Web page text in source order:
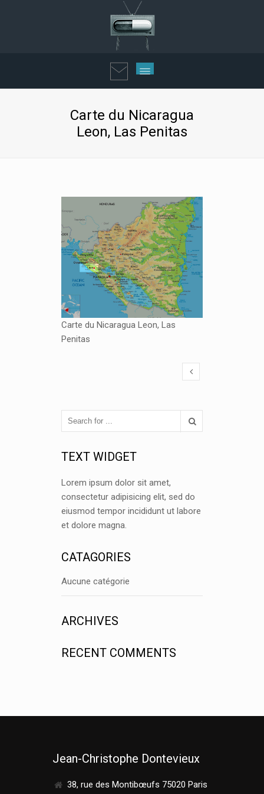
Carte du Nicaragua
Leon, Las Penitas
Carte du Nicaragua Leon, Las
Penitas
TEXT WIDGET
Lorem ipsum dolor sit amet,
consectetur adipisicing elit, sed do
eiusmod tempor incididunt ut labore
et dolore magna.
CATAGORIES
Aucune catégorie
ARCHIVES
RECENT COMMENTS
Jean-Christophe Dontevieux
38, rue des Montibœufs 75020 Paris